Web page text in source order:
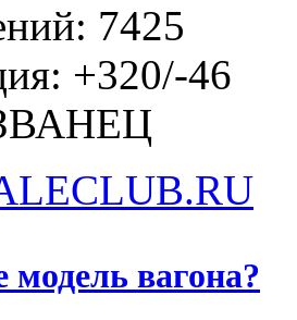
7425
+320/-46
вагона?